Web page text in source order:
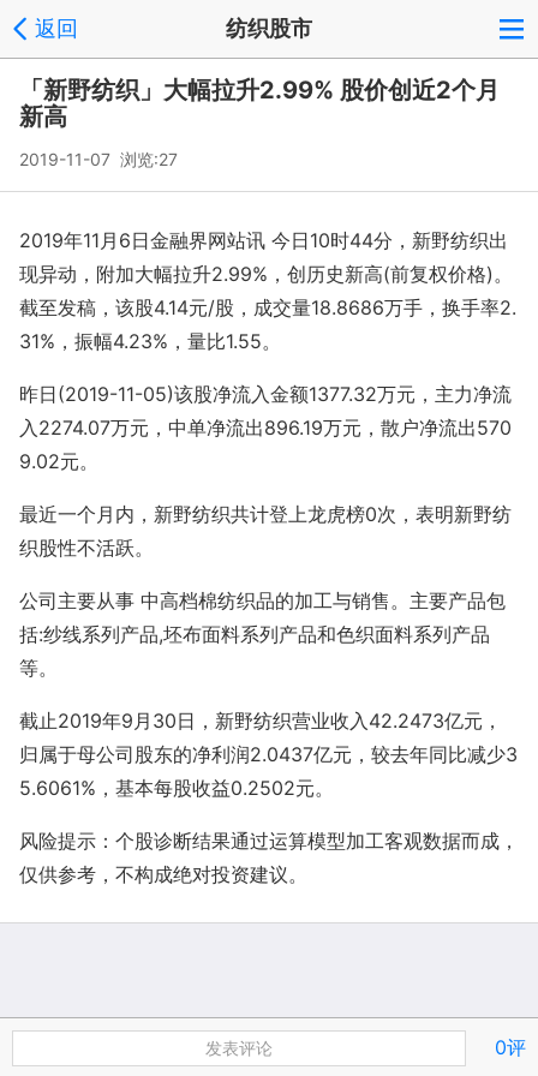
返回 纺织股市
「新野纺织」大幅拉升2.99% 股价创近2个月
新高
2019-11-07 浏览:27
2019年11月6日金融界网站讯 今日10时44分，新野纺织出
现异动，附加大幅拉升2.99%，创历史新高(前复权价格)。
截至发稿，该股4.14元/股，成交量18.8686万手，换手率2.
31%，振幅4.23%，量比1.55。
昨日(2019-11-05)该股净流入金额1377.32万元，主力净流
入2274.07万元，中单净流出896.19万元，散户净流出570
9.02元。
最近一个月内，新野纺织共计登上龙虎榜0次，表明新野纺
织股性不活跃。
公司主要从事 中高档棉纺织品的加工与销售。主要产品包
括:纱线系列产品,坯布面料系列产品和色织面料系列产品
等。
截止2019年9月30日，新野纺织营业收入42.2473亿元，
归属于母公司股东的净利润2.0437亿元，较去年同比减少3
5.6061%，基本每股收益0.2502元。
风险提示：个股诊断结果通过运算模型加工客观数据而成，
仅供参考，不构成绝对投资建议。
发表评论 0评